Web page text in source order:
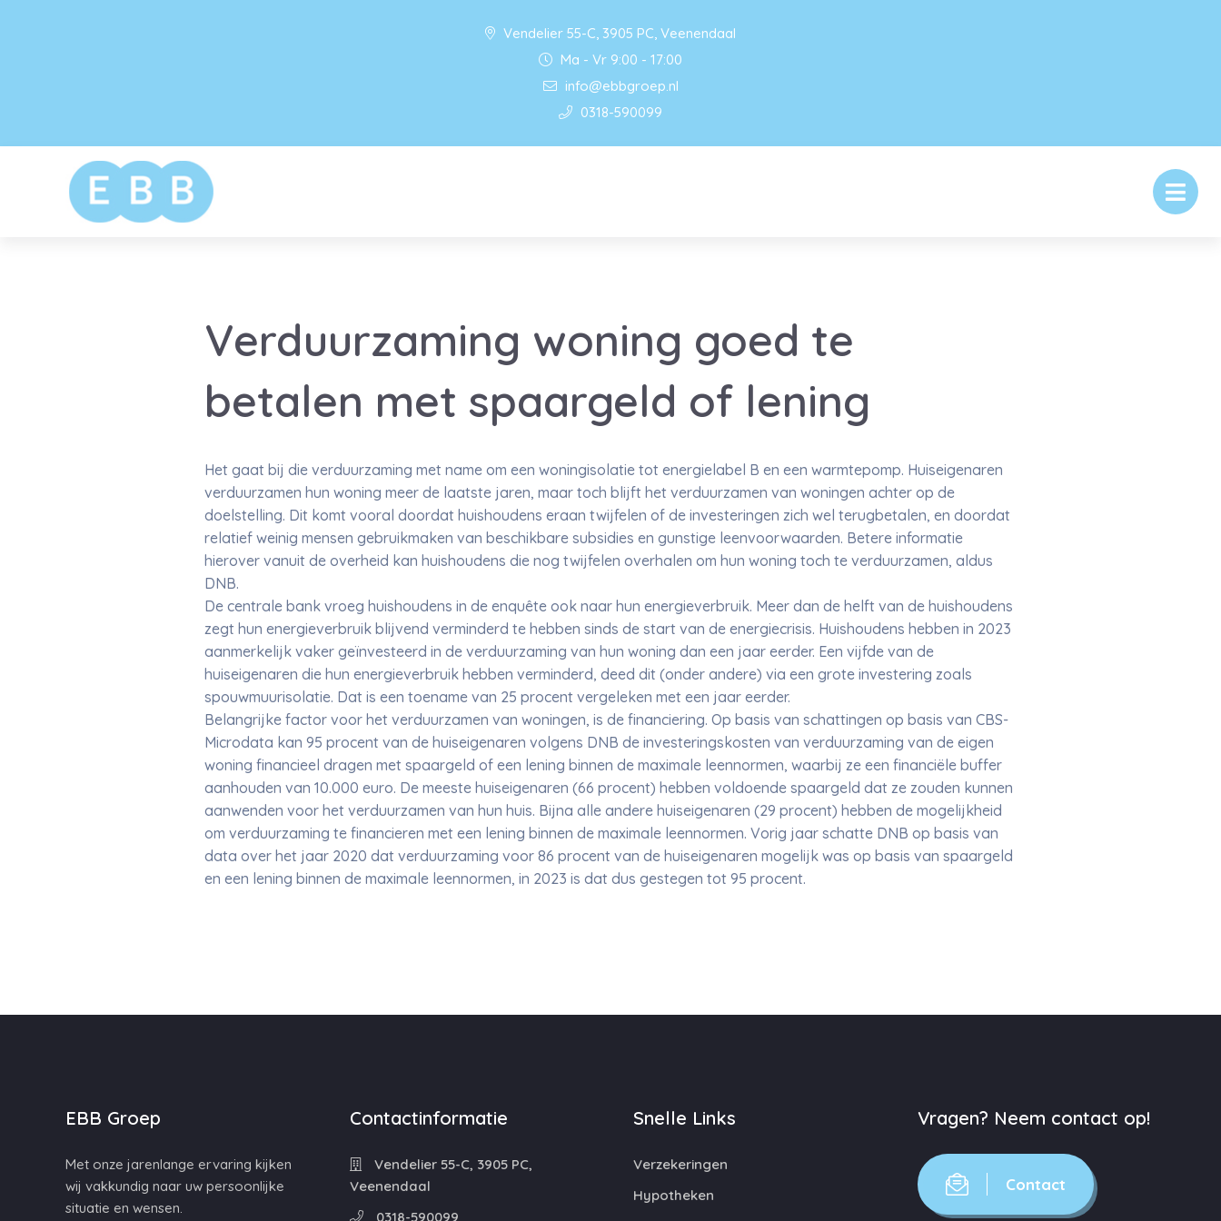
Vendelier 55-C, 3905 PC, Veenendaal
Ma - Vr 9:00 - 17:00
info@ebbgroep.nl
0318-590099
Verduurzaming woning goed te
betalen met spaargeld of lening
Het gaat bij die verduurzaming met name om een woningisolatie tot energielabel B en een warmtepomp. Huiseigenaren
verduurzamen hun woning meer de laatste jaren, maar toch blijft het verduurzamen van woningen achter op de
doelstelling. Dit komt vooral doordat huishoudens eraan twijfelen of de investeringen zich wel terugbetalen, en doordat
relatief weinig mensen gebruikmaken van beschikbare subsidies en gunstige leenvoorwaarden. Betere informatie
hierover vanuit de overheid kan huishoudens die nog twijfelen overhalen om hun woning toch te verduurzamen, aldus
DNB.
De centrale bank vroeg huishoudens in de enquête ook naar hun energieverbruik. Meer dan de helft van de huishoudens
zegt hun energieverbruik blijvend verminderd te hebben sinds de start van de energiecrisis. Huishoudens hebben in 2023
aanmerkelijk vaker geïnvesteerd in de verduurzaming van hun woning dan een jaar eerder. Een vijfde van de
huiseigenaren die hun energieverbruik hebben verminderd, deed dit (onder andere) via een grote investering zoals
spouwmuurisolatie. Dat is een toename van 25 procent vergeleken met een jaar eerder.
Belangrijke factor voor het verduurzamen van woningen, is de financiering. Op basis van schattingen op basis van CBS-
Microdata kan 95 procent van de huiseigenaren volgens DNB de investeringskosten van verduurzaming van de eigen
woning financieel dragen met spaargeld of een lening binnen de maximale leennormen, waarbij ze een financiële buffer
aanhouden van 10.000 euro. De meeste huiseigenaren (66 procent) hebben voldoende spaargeld dat ze zouden kunnen
aanwenden voor het verduurzamen van hun huis. Bijna alle andere huiseigenaren (29 procent) hebben de mogelijkheid
om verduurzaming te financieren met een lening binnen de maximale leennormen. Vorig jaar schatte DNB op basis van
data over het jaar 2020 dat verduurzaming voor 86 procent van de huiseigenaren mogelijk was op basis van spaargeld
en een lening binnen de maximale leennormen, in 2023 is dat dus gestegen tot 95 procent.
EBB Groep
Met onze jarenlange ervaring kijken
wij vakkundig naar uw persoonlijke
situatie en wensen.
Contactinformatie
Vendelier 55-C, 3905 PC,
Veenendaal
0318-590099
Snelle Links
Verzekeringen
Hypotheken
Vragen? Neem contact op!
Contact